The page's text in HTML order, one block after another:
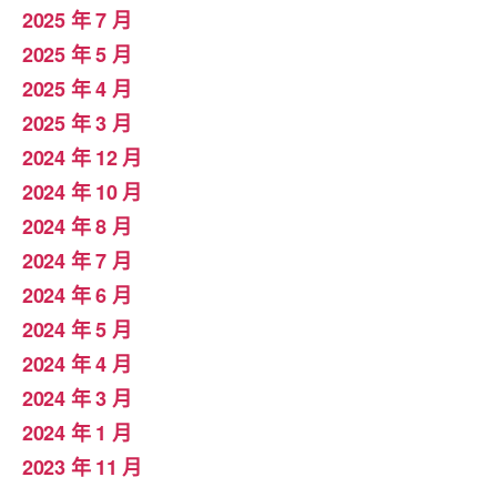
2025 年 7 月
2025 年 5 月
2025 年 4 月
2025 年 3 月
2024 年 12 月
2024 年 10 月
2024 年 8 月
2024 年 7 月
2024 年 6 月
2024 年 5 月
2024 年 4 月
2024 年 3 月
2024 年 1 月
2023 年 11 月